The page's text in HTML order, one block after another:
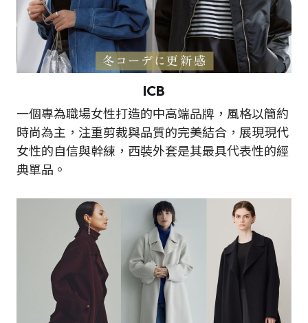
ICB
一個專為職場女性打造的中高端品牌，風格以簡約
時尚為主，注重剪裁與品質的完美結合，展現現代
女性的自信與幹練，西裝外套是其最具代表性的經
典單品。